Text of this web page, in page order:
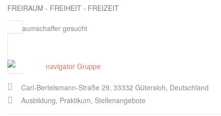
FREIRAUM - FREIHEIT - FREIZEIT
Freiraumschaffer gesucht
Carl-Bertelsmann-Straße 29, 33332 Gütersloh, Deutschland
Ausbildung, Praktikum, Stellenangebote